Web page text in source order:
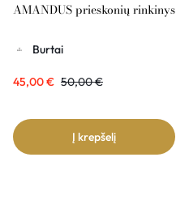
AMANDUS prieskonių rinkinys
Burtai
50,00€
45,00€
Į krepšelį